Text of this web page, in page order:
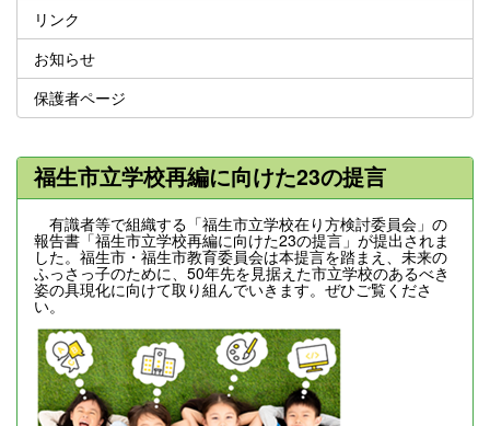
リンク
お知らせ
保護者ページ
福生市立学校再編に向けた23の提言
有識者等で組織する「福生市立学校在り方検討委員会」の
報告書「福生市立学校再編に向けた23の提言」が提出されま
した。福生市・福生市教育委員会は本提言を踏まえ、未来の
ふっさっ子のために、50年先を見据えた市立学校のあるべき
姿の具現化に向けて取り組んでいきます。ぜひご覧くださ
い。